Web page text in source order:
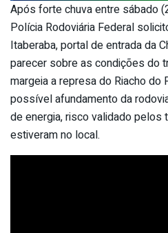
Após forte chuva entre sábado
Polícia Rodoviária Federal
Itaberaba, portal de entrada da
parecer sobre as condições do
margeia a represa do Riacho do
possível afundamento da
de energia, risco validado pelos
estiveram no local.